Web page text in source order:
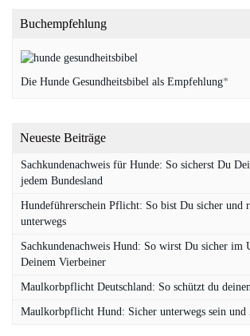
Buchempfehlung
Die Hunde Gesundheitsbibel als Empfehlung*
Neueste Beiträge
Sachkundenachweis für Hunde: So sicherst Du
jedem Bundesland
Hundeführerschein Pflicht: So bist Du sicher und
unterwegs
Sachkundenachweis Hund: So wirst Du sicher im
Deinem Vierbeiner
Maulkorbpflicht Deutschland: So schützt du
Maulkorbpflicht Hund: Sicher unterwegs sein und